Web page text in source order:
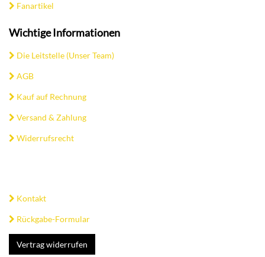
Fanartikel
Wichtige Informationen
Die Leitstelle (Unser Team)
AGB
Kauf auf Rechnung
Versand & Zahlung
Widerrufsrecht
Kontakt
Rückgabe-Formular
Vertrag widerrufen